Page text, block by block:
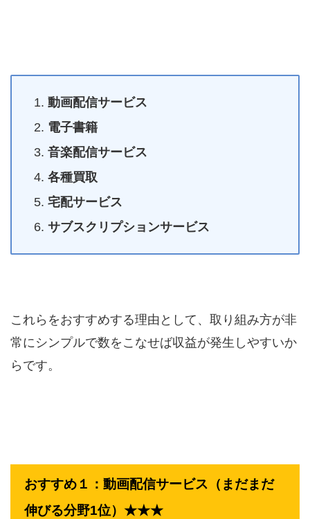
動画配信サービス
電子書籍
音楽配信サービス
各種買取
宅配サービス
サブスクリプションサービス
これらをおすすめする理由として、取り組み方が非
常にシンプルで数をこなせば収益が発生しやすいか
らです。
おすすめ１：動画配信サービス（まだまだ
伸びる分野1位）★★★